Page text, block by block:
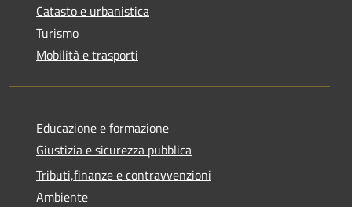
Catasto e urbanistica
Turismo
Mobilità e trasporti
Educazione e formazione
Giustizia e sicurezza pubblica
Tributi,finanze e contravvenzioni
Ambiente